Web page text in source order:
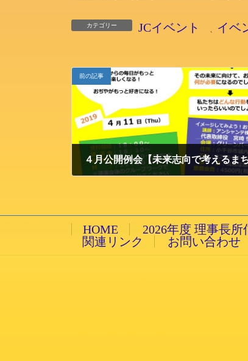
カテゴリー JCイベント イベ
前の記事
HOME 2026年度 理事長所
関連リンク
お問い合わせ